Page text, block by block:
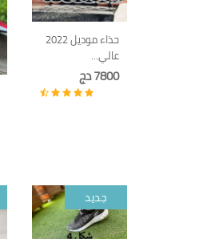
حذاء موديل 2022
عالي...
7800 دج
جديد